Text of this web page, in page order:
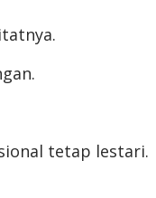
tetap lestari.